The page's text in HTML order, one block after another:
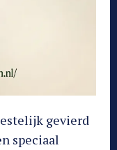
gevierd
speciaal